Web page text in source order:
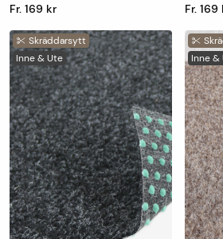
Fr. 169 kr Fr. 169
Skräddarsytt
Inne & Ute
Inne &